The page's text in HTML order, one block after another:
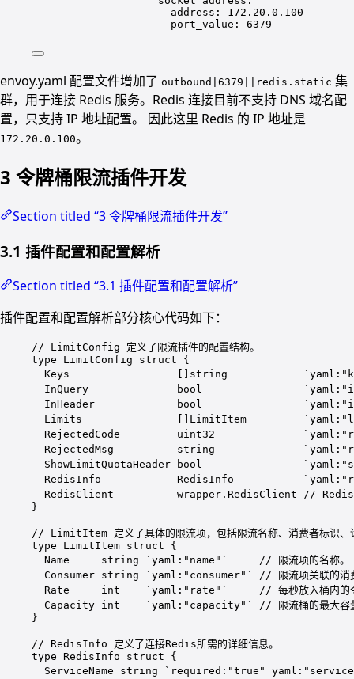
address : 172.20.0.100
port_value : 6379
envoy.yaml 配置文件增加了 outbound|6379||redis.static 集
群，用于连接 Redis 服务。Redis 连接目前不支持 DNS 域名配
置，只支持 IP 地址配置。 因此这里 Redis 的 IP 地址是
172.20.0.100。
3 令牌桶限流插件开发
Section titled “3 令牌桶限流插件开发”
3.1 插件配置和配置解析
Section titled “3.1 插件配置和配置解析”
插件配置和配置解析部分核心代码如下：
// LimitConfig 定义了限流插件的配置结构。
type
LimitConfig struct {
Keys                 [] string
InQuery
bool
InHeader
bool
Limits               [] LimitItem
RejectedCode uint32
RejectedMsg string
ShowLimitQuotaHeader
bool
RedisInfo RedisInfo
RedisClient wrapper . RedisClient
// Redis
}
// LimitItem 定义了具体的限流项，包括限流名称、消费者标识、
type
LimitItem struct {
Name string `yaml:"name"`
// 限流项的名称。
Consumer string `yaml:"consumer"`
// 限流项关联的消
Rate int `yaml:"rate"`
// 每秒放入桶内的
Capacity int `yaml:"capacity"`
// 限流桶的最大容
}
// RedisInfo 定义了连接Redis所需的详细信息。
type RedisInfo struct {
ServiceName string
`required:"true"